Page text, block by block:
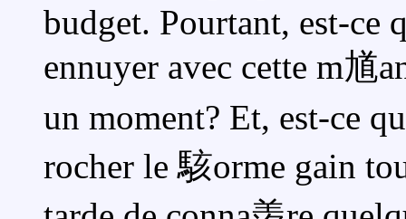
budget. Pourtant, est-ce
ennuyer avec cette m馗
un moment? Et, est-ce
rocher le 駭orme gain